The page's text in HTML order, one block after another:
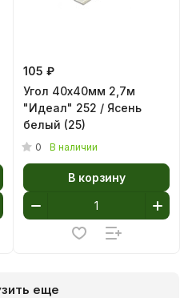
105 ₽
Угол 40х40мм 2,7м
"Идеал" 252 / Ясень
белый (25)
0 В наличии
В корзину
еще